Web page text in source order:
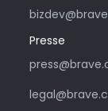
Presse